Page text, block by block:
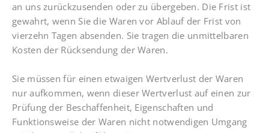
an uns zurückzusenden oder zu übergeben. Die Frist ist
gewahrt, wenn Sie die Waren vor Ablauf der Frist von
vierzehn Tagen absenden. Sie tragen die unmittelbaren
Kosten der Rücksendung der Waren.
Sie müssen für einen etwaigen Wertverlust der Waren
nur aufkommen, wenn dieser Wertverlust auf einen zur
Prüfung der Beschaffenheit, Eigenschaften und
Funktionsweise der Waren nicht notwendigen Umgang